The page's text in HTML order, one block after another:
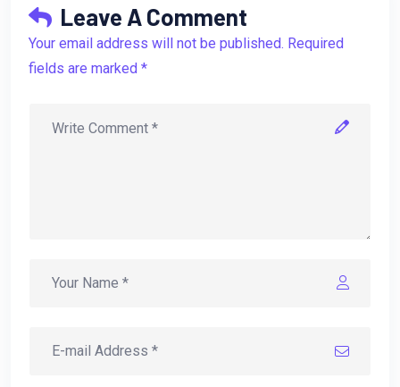
Leave A Comment
Your email address will not be published. Required
fields are marked *